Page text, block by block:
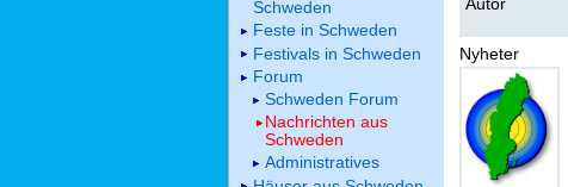
Autor
Nyheter
Schweden
Feste in Schweden
Festivals in Schweden
Forum
Schweden Forum
Nachrichten aus
Schweden
Administratives